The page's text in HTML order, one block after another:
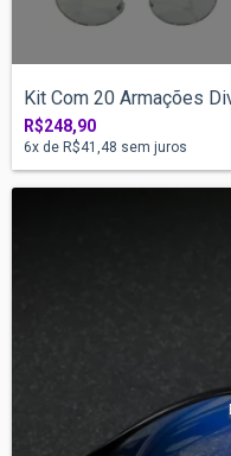
Kit Com 20 Armações
R$248,90
6x de R$41,48 sem juros